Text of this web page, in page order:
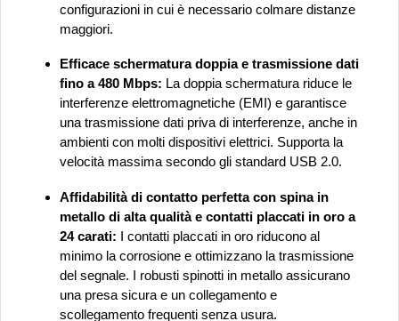
configurazioni in cui è necessario colmare distanze
maggiori.
Efficace schermatura doppia e trasmissione dati
fino a 480 Mbps: La doppia schermatura riduce le
interferenze elettromagnetiche (EMI) e garantisce
una trasmissione dati priva di interferenze, anche in
ambienti con molti dispositivi elettrici. Supporta la
velocità massima secondo gli standard USB 2.0.
Affidabilità di contatto perfetta con spina in
metallo di alta qualità e contatti placcati in oro a
24 carati: I contatti placcati in oro riducono al
minimo la corrosione e ottimizzano la trasmissione
del segnale. I robusti spinotti in metallo assicurano
una presa sicura e un collegamento e
scollegamento frequenti senza usura.